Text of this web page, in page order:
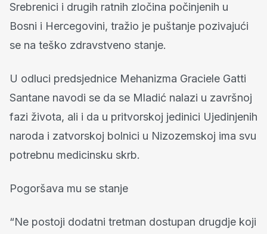
Srebrenici i drugih ratnih zločina počinjenih u
Bosni i Hercegovini, tražio je puštanje pozivajući
se na teško zdravstveno stanje.
U odluci predsjednice Mehanizma Graciele Gatti
Santane navodi se da se Mladić nalazi u završnoj
fazi života, ali i da u pritvorskoj jedinici Ujedinjenih
naroda i zatvorskoj bolnici u Nizozemskoj ima svu
potrebnu medicinsku skrb.
Pogoršava mu se stanje
“Ne postoji dodatni tretman dostupan drugdje koji